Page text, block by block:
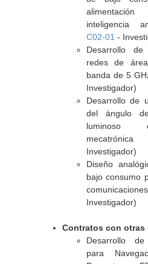
inteligencia
C02-01 -
Desarrollo
redes de
banda de 5
Investigador)
Desarrollo de
del ángulo
luminoso
Investigador)
Diseño
bajo consumo
Investigador)
Contratos con otras
Desarrollo de
para